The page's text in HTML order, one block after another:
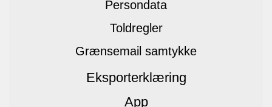
Persondata
Toldregler
Grænsemail samtykke
Eksporterklæring
App